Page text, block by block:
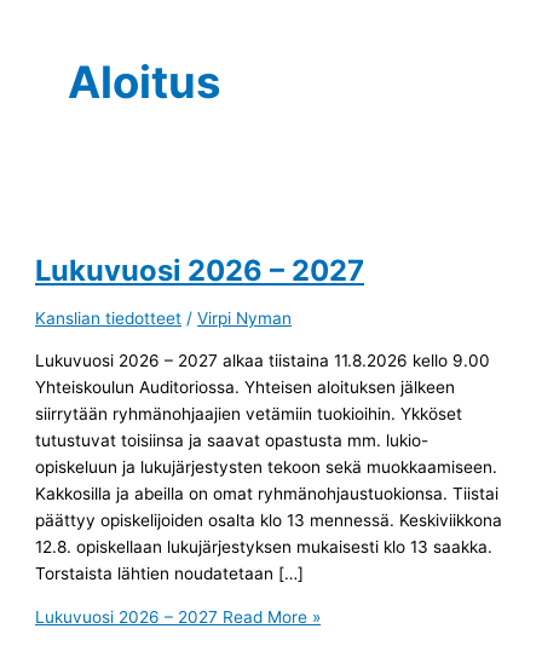
Aloitus
Lukuvuosi 2026 – 2027
Kanslian tiedotteet /Virpi Nyman
Lukuvuosi 2026 – 2027 alkaa tiistaina 11.8.2026 kello 9.00
Yhteiskoulun Auditoriossa. Yhteisen aloituksen jälkeen
siirrytään ryhmänohjaajien vetämiin tuokioihin. Ykköset
tutustuvat toisiinsa ja saavat opastusta mm. lukio-
opiskeluun ja lukujärjestysten tekoon sekä muokkaamiseen.
Kakkosilla ja abeilla on omat ryhmänohjaustuokionsa. Tiistai
päättyy opiskelijoiden osalta klo 13 mennessä. Keskiviikkona
12.8. opiskellaan lukujärjestyksen mukaisesti klo 13 saakka.
Torstaista lähtien noudatetaan […]
Lukuvuosi 2026 – 2027 Read More »